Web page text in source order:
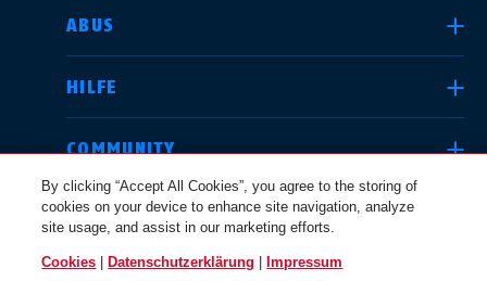
ABUS
HILFE
COMMUNITY
RECHTLICHES
LAND AUSWÄHLEN
Deutschland
By clicking “Accept All Cookies”, you agree to the storing of
cookies on your device to enhance site navigation, analyze
site usage, and assist in our marketing efforts.
Cookies Datenschutzerklärung Impressum